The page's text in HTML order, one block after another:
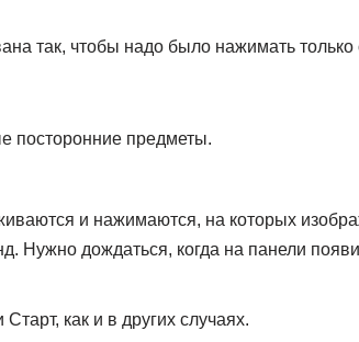
так, чтобы надо было нажимать только
посторонние предметы.
и нажимаются, на которых
Нужно дождаться, когда на панели
как и в других случаях.